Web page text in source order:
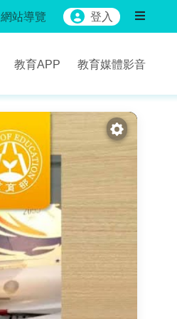
網站導覽 登入
教育APP 教育媒體影音